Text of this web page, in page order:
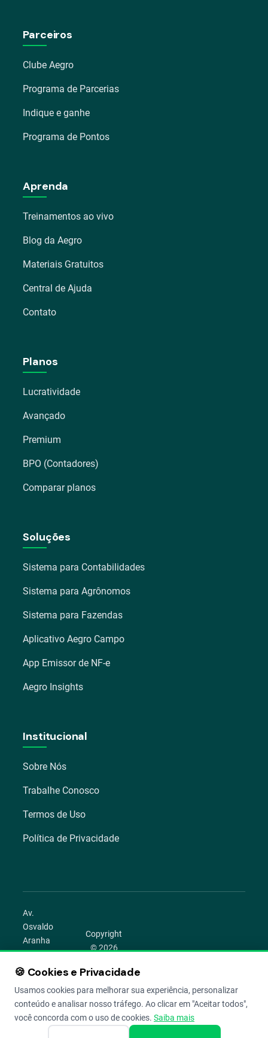
Parceiros
Clube Aegro
Programa de Parcerias
Indique e ganhe
Programa de Pontos
Aprenda
Treinamentos ao vivo
Blog da Aegro
Materiais Gratuitos
Central de Ajuda
Contato
Planos
Lucratividade
Avançado
Premium
BPO (Contadores)
Comparar planos
Soluções
Sistema para Contabilidades
Sistema para Agrônomos
Sistema para Fazendas
Aplicativo Aegro Campo
App Emissor de NF-e
Aegro Insights
Institucional
Sobre Nós
Trabalhe Conosco
Termos de Uso
Política de Privacidade
Av.
Osvaldo
Aranha
1022 –
Bom
Porto
Alegre –
RS
Copyright
© 2026
Todos os
direitos
reservados.
🍪 Cookies e Privacidade
Usamos cookies para melhorar sua experiência, personalizar
conteúdo e analisar nosso tráfego. Ao clicar em "Aceitar todos",
você concorda com o uso de cookies. Saiba mais